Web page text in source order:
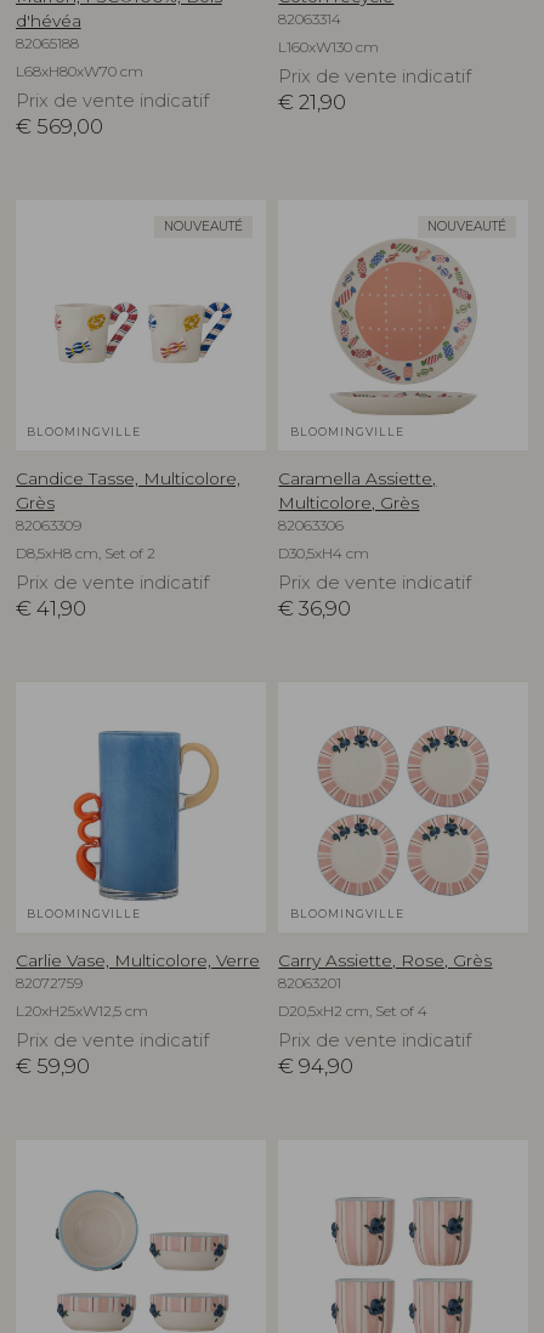
d'hévéa
82065188
L68xH80xW70 cm
Prix de vente indicatif
€ 569,00
82063314
L160xW130 cm
Prix de vente indicatif
€ 21,90
NOUVEAUTÉ
BLOOMINGVILLE
Candice Tasse, Multicolore,
Grès
82063309
D8,5xH8 cm, Set of 2
Prix de vente indicatif
€ 41,90
NOUVEAUTÉ
BLOOMINGVILLE
Caramella Assiette,
Multicolore, Grès
82063306
D30,5xH4 cm
Prix de vente indicatif
€ 36,90
BLOOMINGVILLE
Carlie Vase, Multicolore, Verre
82072759
L20xH25xW12,5 cm
Prix de vente indicatif
€ 59,90
BLOOMINGVILLE
Carry Assiette, Rose, Grès
82063201
D20,5xH2 cm, Set of 4
Prix de vente indicatif
€ 94,90